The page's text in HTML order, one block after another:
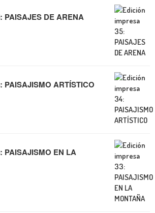
PAISAJES DE ARENA
PAISAJISMO ARTÍSTICO
PAISAJISMO EN LA